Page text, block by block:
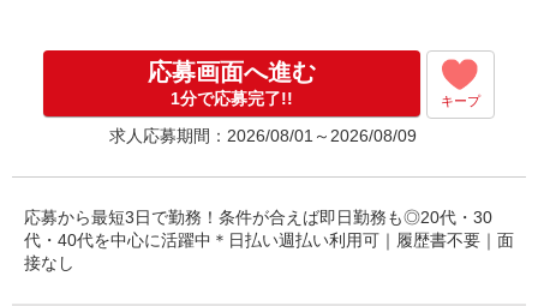
応募画面へ進む
1分で応募完了!! キープ
求人応募期間：2026/08/01～2026/08/09
応募から最短3日で勤務！条件が合えば即日勤務も◎20代・30
代・40代を中心に活躍中＊日払い週払い利用可｜履歴書不要｜面
接なし